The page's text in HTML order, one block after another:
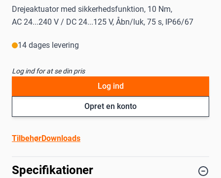
Drejeaktuator med sikkerhedsfunktion, 10 Nm,
AC 24...240 V / DC 24...125 V, Åbn/luk, 75 s, IP66/67
14 dages levering
Log ind for at se din pris
Opret en konto
Log ind
TilbehørDownloads
Specifikationer